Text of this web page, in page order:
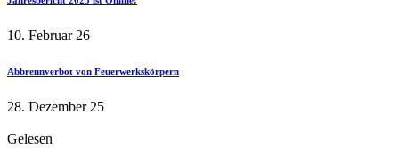
10. Februar 26
Abbrennverbot von Feuerwerkskörpern
28. Dezember 25
Gelesen